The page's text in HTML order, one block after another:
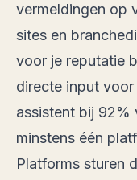
vermeldingen op
sites en
voor je reputatie
directe input
assistent bij 92%
minstens één
Platforms sturen